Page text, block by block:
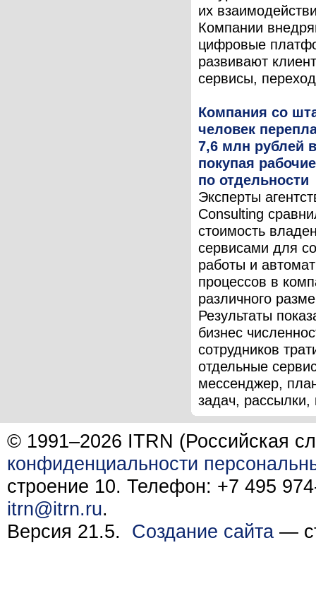
их
Компании
цифровые
развивают
сервисы,
Компания со
человек
7,6 млн рублей
покупая
по отдельности
Эксперты
Consulting
стоимость
сервисами для
работы и
процессов в
различного
Результаты
бизнес
сотрудников
отдельные
мессенджер,
задач,
© 1991–2026 ITRN (Российская
конфиденциальности
строение 10. Телефон: +7 495
itrn@itrn.ru.
Версия 21.5. Создание сайта —